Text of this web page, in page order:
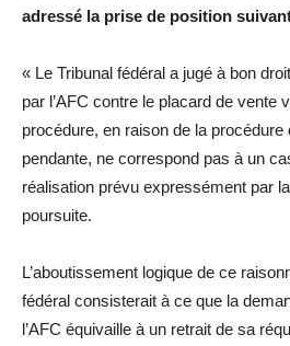
adressé la prise de position
« Le Tribunal fédéral a jugé à bon
par l’AFC contre le placard de vente
procédure, en raison de la
pendante, ne correspond pas à un
réalisation prévu expressément par
poursuite.
L’aboutissement logique de ce
fédéral consisterait à ce que la
l’AFC équivaille à un retrait de sa